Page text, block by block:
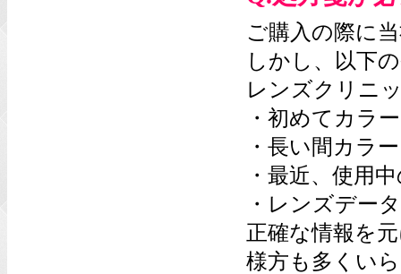
ご購入の際に
しかし、以下
レンズクリニ
・初めてカラ
・長い間カラ
・最近、使用
・レンズデー
正確な情報を
様方も多くい